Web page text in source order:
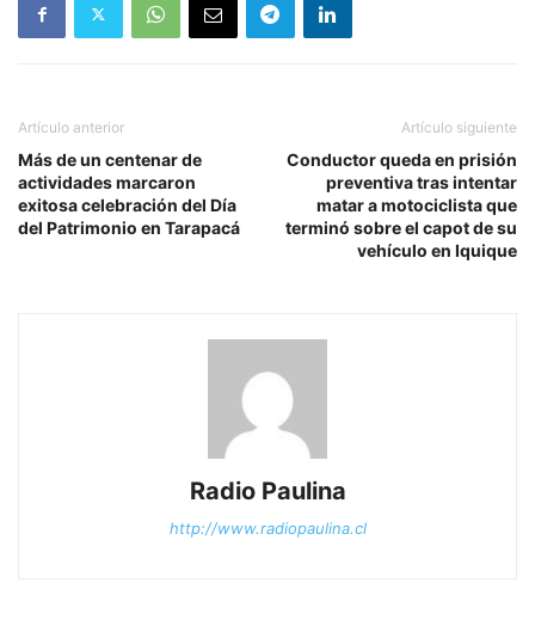
Artículo anterior
Más de un centenar de
actividades marcaron
exitosa celebración del Día
del Patrimonio en Tarapacá
Artículo siguiente
Conductor queda en prisión
preventiva tras intentar
matar a motociclista que
terminó sobre el capot de su
vehículo en Iquique
Radio Paulina
http://www.radiopaulina.cl